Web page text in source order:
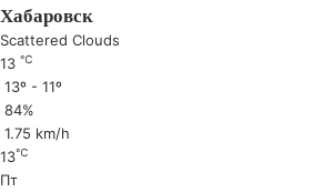
Хабаровск
Scattered Clouds
13 ℃
13º - 11º
84%
1.75 km/h
13℃
Пт